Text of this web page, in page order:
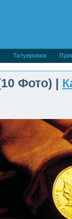
Татуировки
Фото) |